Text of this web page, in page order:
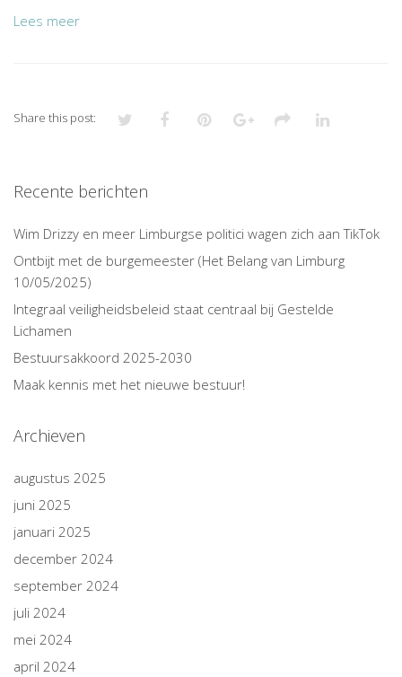
Lees meer
Share this post:
Recente berichten
Wim Drizzy en meer Limburgse politici wagen zich aan TikTok
Ontbijt met de burgemeester (Het Belang van Limburg
10/05/2025)
Integraal veiligheidsbeleid staat centraal bij Gestelde
Lichamen
Bestuursakkoord 2025-2030
Maak kennis met het nieuwe bestuur!
Archieven
augustus 2025
juni 2025
januari 2025
december 2024
september 2024
juli 2024
mei 2024
april 2024